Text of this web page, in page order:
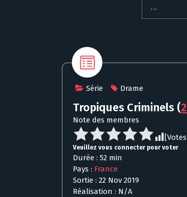
Série Drame
Tropiques Criminels (
Note des membres
Veuillez vous connecter pour voter
Durée : 52 min
Pays : France
Sortie : 22 Nov 2019
Réalisation : N/A